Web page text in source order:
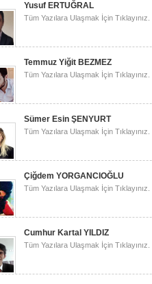
Yusuf ERTUĞRAL
Tüm Yazılara Ulaşmak İçin Tıklayınız.
Temmuz Yiğit BEZMEZ
Tüm Yazılara Ulaşmak İçin Tıklayınız.
Sümer Esin ŞENYURT
Tüm Yazılara Ulaşmak İçin Tıklayınız.
Çiğdem YORGANCIOĞLU
Tüm Yazılara Ulaşmak İçin Tıklayınız.
Cumhur Kartal YILDIZ
Tüm Yazılara Ulaşmak İçin Tıklayınız.